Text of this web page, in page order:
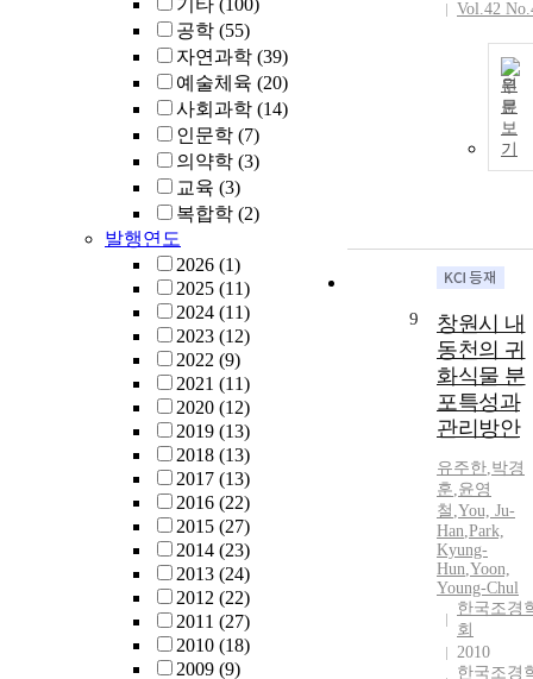
기타 (100)
공학 (55)
자연과학 (39)
예술체육 (20)
사회과학 (14)
인문학 (7)
의약학 (3)
교육 (3)
복합학 (2)
발행연도
2026 (1)
2025 (11)
2024 (11)
2023 (12)
2022 (9)
2021 (11)
2020 (12)
2019 (13)
2018 (13)
2017 (13)
2016 (22)
2015 (27)
2014 (23)
2013 (24)
2012 (22)
2011 (27)
2010 (18)
2009 (9)
Vol.42
원
문
보
기
9
창원시 내
동천의 귀
화식물 분
포특성과
관리방안
유주한,박경
훈,윤영
철 ,You, Ju-
Han,Park,
Kyung-
Hun,Yoon,
Young-Chul
한국조경
회
2010
한국조경